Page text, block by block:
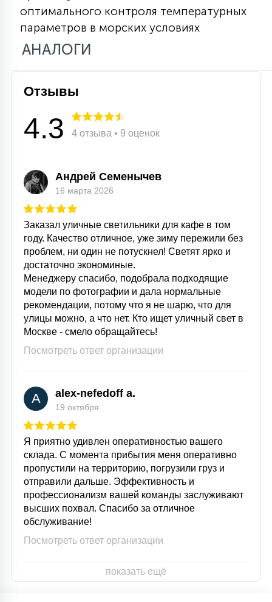
С УПРАВЛЕНИЕМ
АКСЕССУАРЫ
оптимального контроля температурных
параметров в морских условиях
АНАЛОГИ
Отзывы
4.3 4 отзыва • 9 оценок
Андрей Семенычев
16 марта 2026
Заказал уличные светильники для кафе в том
году. Качество отличное, уже зиму пережили без
проблем, ни один не потускнел! Светят ярко и
достаточно экономиные.
Менеджеру спасибо, подобрала подходящие
модели по фотографии и дала нормальные
рекомендации, потому что я не шарю, что для
улицы можно, а что нет. Кто ищет уличный свет в
Москве - смело обращайтесь!
Посмотреть ответ организации
A alex-nefedoff a.
19 октября
Я приятно удивлен оперативностью вашего
склада. С момента прибытия меня оперативно
пропустили на территорию, погрузили груз и
отправили дальше. Эффективность и
профессионализм вашей команды заслуживают
высших похвал. Спасибо за отличное
обслуживание!
Посмотреть ответ организации
показать ещё